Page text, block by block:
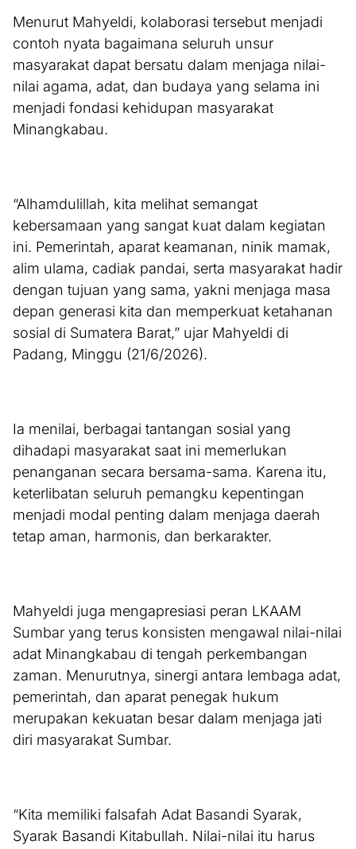
Menurut Mahyeldi, kolaborasi tersebut menjadi
contoh nyata bagaimana seluruh unsur
masyarakat dapat bersatu dalam menjaga nilai-
nilai agama, adat, dan budaya yang selama ini
menjadi fondasi kehidupan masyarakat
Minangkabau.
“Alhamdulillah, kita melihat semangat
kebersamaan yang sangat kuat dalam kegiatan
ini. Pemerintah, aparat keamanan, ninik mamak,
alim ulama, cadiak pandai, serta masyarakat hadir
dengan tujuan yang sama, yakni menjaga masa
depan generasi kita dan memperkuat ketahanan
sosial di Sumatera Barat,” ujar Mahyeldi di
Padang, Minggu (21/6/2026).
Ia menilai, berbagai tantangan sosial yang
dihadapi masyarakat saat ini memerlukan
penanganan secara bersama-sama. Karena itu,
keterlibatan seluruh pemangku kepentingan
menjadi modal penting dalam menjaga daerah
tetap aman, harmonis, dan berkarakter.
Mahyeldi juga mengapresiasi peran LKAAM
Sumbar yang terus konsisten mengawal nilai-nilai
adat Minangkabau di tengah perkembangan
zaman. Menurutnya, sinergi antara lembaga adat,
pemerintah, dan aparat penegak hukum
merupakan kekuatan besar dalam menjaga jati
diri masyarakat Sumbar.
“Kita memiliki falsafah Adat Basandi Syarak,
Syarak Basandi Kitabullah. Nilai-nilai itu harus